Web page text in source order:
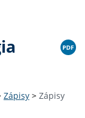
Zápisy > Zápisy